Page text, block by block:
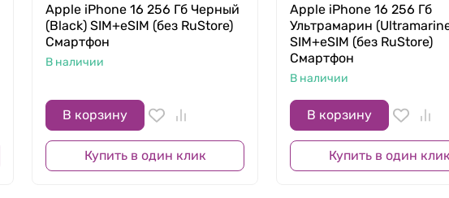
Apple iPhone 16 256 Гб Черный
(Black) SIM+eSIM (без RuStore)
Смартфон
В наличии
В корзину
Купить в один клик
Apple iPhone 16 256 Гб
Ультрамарин
SIM+eSIM (без RuStore)
Смартфон
В наличии
В корзину
Купить в один клик